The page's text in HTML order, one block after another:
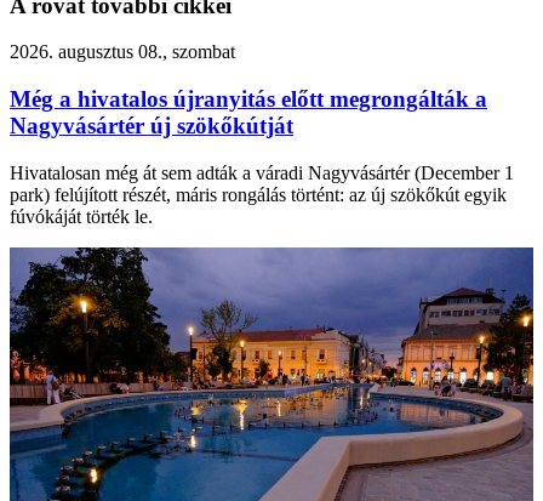
A rovat további cikkei
2026. augusztus 08., szombat
Még a hivatalos újranyitás előtt megrongálták a
Nagyvásártér új szökőkútját
Hivatalosan még át sem adták a váradi Nagyvásártér (December 1
park) felújított részét, máris rongálás történt: az új szökőkút egyik
fúvókáját törték le.